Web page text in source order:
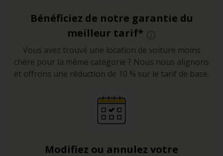
Bénéficiez de notre garantie du
meilleur tarif*
Vous avez trouvé une location de voiture moins
chère pour la même catégorie ? Nous nous alignons
et offrons une réduction de 10 % sur le tarif de base.
Modifiez ou annulez votre